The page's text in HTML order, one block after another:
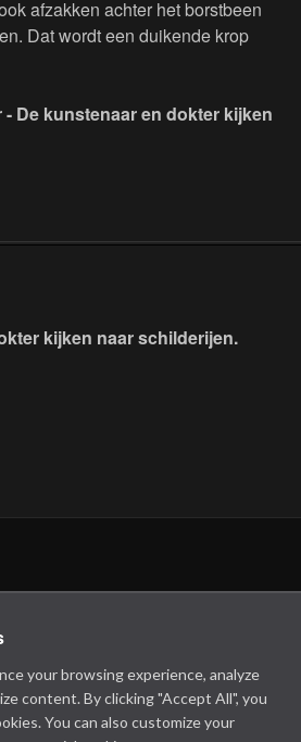
afzakken achter het borstbeen
Dat wordt een duikende krop
De kunstenaar en dokter kijken
kijken naar schilderijen.
your browsing experience, analyze
content. By clicking "Accept All", you
You can also customize your